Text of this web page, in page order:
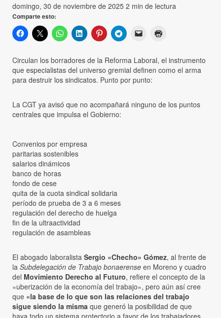
domingo, 30 de noviembre de 2025 2 min de lectura
Comparte esto:
Circulan los borradores de la Reforma Laboral, el instrumento
que especialistas del universo gremial definen como el arma
para destruir los sindicatos. Punto por punto:
La CGT ya avisó que no acompañará ninguno de los puntos
centrales que impulsa el Gobierno:
Convenios por empresa
paritarias sostenibles
salarios dinámicos
banco de horas
fondo de cese
quita de la cuota sindical solidaria
período de prueba de 3 a 6 meses
regulación del derecho de huelga
fin de la ultraactividad
regulación de asambleas
El abogado laboralista Sergio «Checho» Gómez, al frente de
la Subdelegación de Trabajo bonaerense en Moreno y cuadro
del Movimiento Derecho al Futuro, refiere el concepto de la
«uberización de la economía del trabajo», pero aún así cree
que «la base de lo que son las relaciones del trabajo
sigue siendo la misma que generó la posibilidad de que